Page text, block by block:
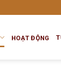
HOẠT ĐỘNG